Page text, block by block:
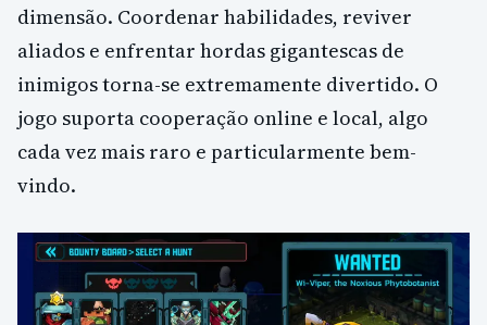
dimensão. Coordenar habilidades, reviver
aliados e enfrentar hordas gigantescas de
inimigos torna-se extremamente divertido. O
jogo suporta cooperação online e local, algo
cada vez mais raro e particularmente bem-
vindo.